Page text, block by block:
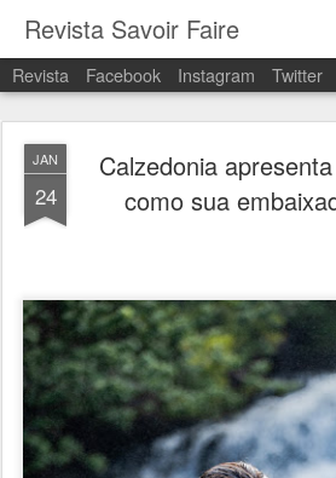
Revista Savoir Faire
Revista Facebook Instagram Twitter
JAN
24
Calzedonia
como sua